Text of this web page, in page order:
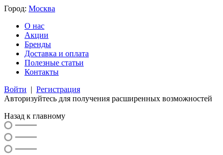
Город: Москва
О нас
Акции
Бренды
Доставка и оплата
Полезные статьи
Контакты
Войти | Регистрация
Авторизуйтесь для получения расширенных возможностей
Назад к главному